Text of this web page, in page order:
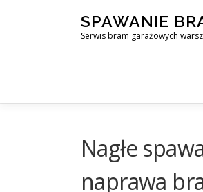
SPAWANIE
Serwis bram garażowych
Nagłe
naprawa